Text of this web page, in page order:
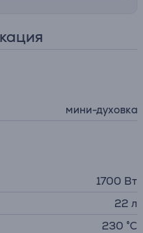
мини-духовка
1700 Вт
22 л
230 °C